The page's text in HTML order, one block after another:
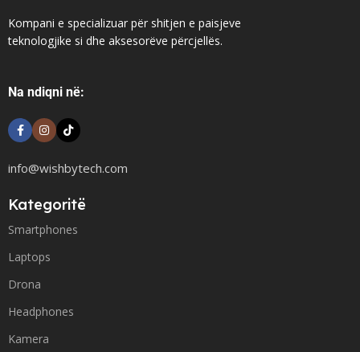
Kompani e specializuar për shitjen e paisjeve
teknologjike si dhe aksesorëve përcjellës.
Na ndiqni në:
info@wishbytech.com
Kategoritë
Smartphones
Laptops
Drona
Headphones
Kamera